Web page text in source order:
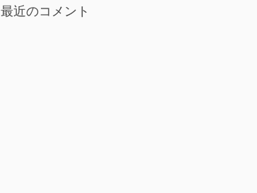
最近のコメント